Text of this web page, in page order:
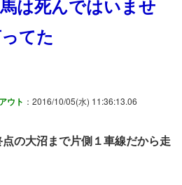
は死んではいませ
てた
ウト ：2016/10/05(水) 11:36:13.06
の大沼まで片側１車線だから走